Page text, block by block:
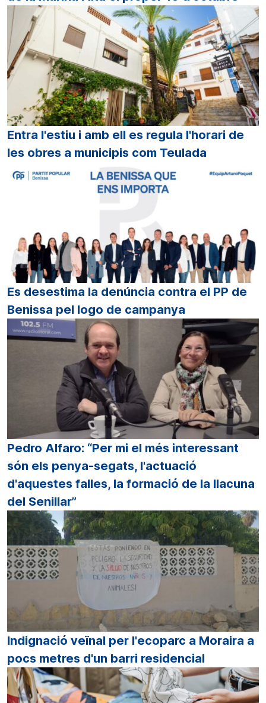
Entra l'estiu i amb ell es regula l'horari de
les obres a municipis com Teulada
Es desestima la denúncia contra el PP de
Benissa pel logo de campanya
Pedro Alfaro: “Per mi el més interessant
són els penya-segats, l'actuació
d'aquestes falles, la formació de la llacuna
del Senillar”
Indignació veïnal per l'ecoparc a Moraira a
pocs metres d'un barri residencial